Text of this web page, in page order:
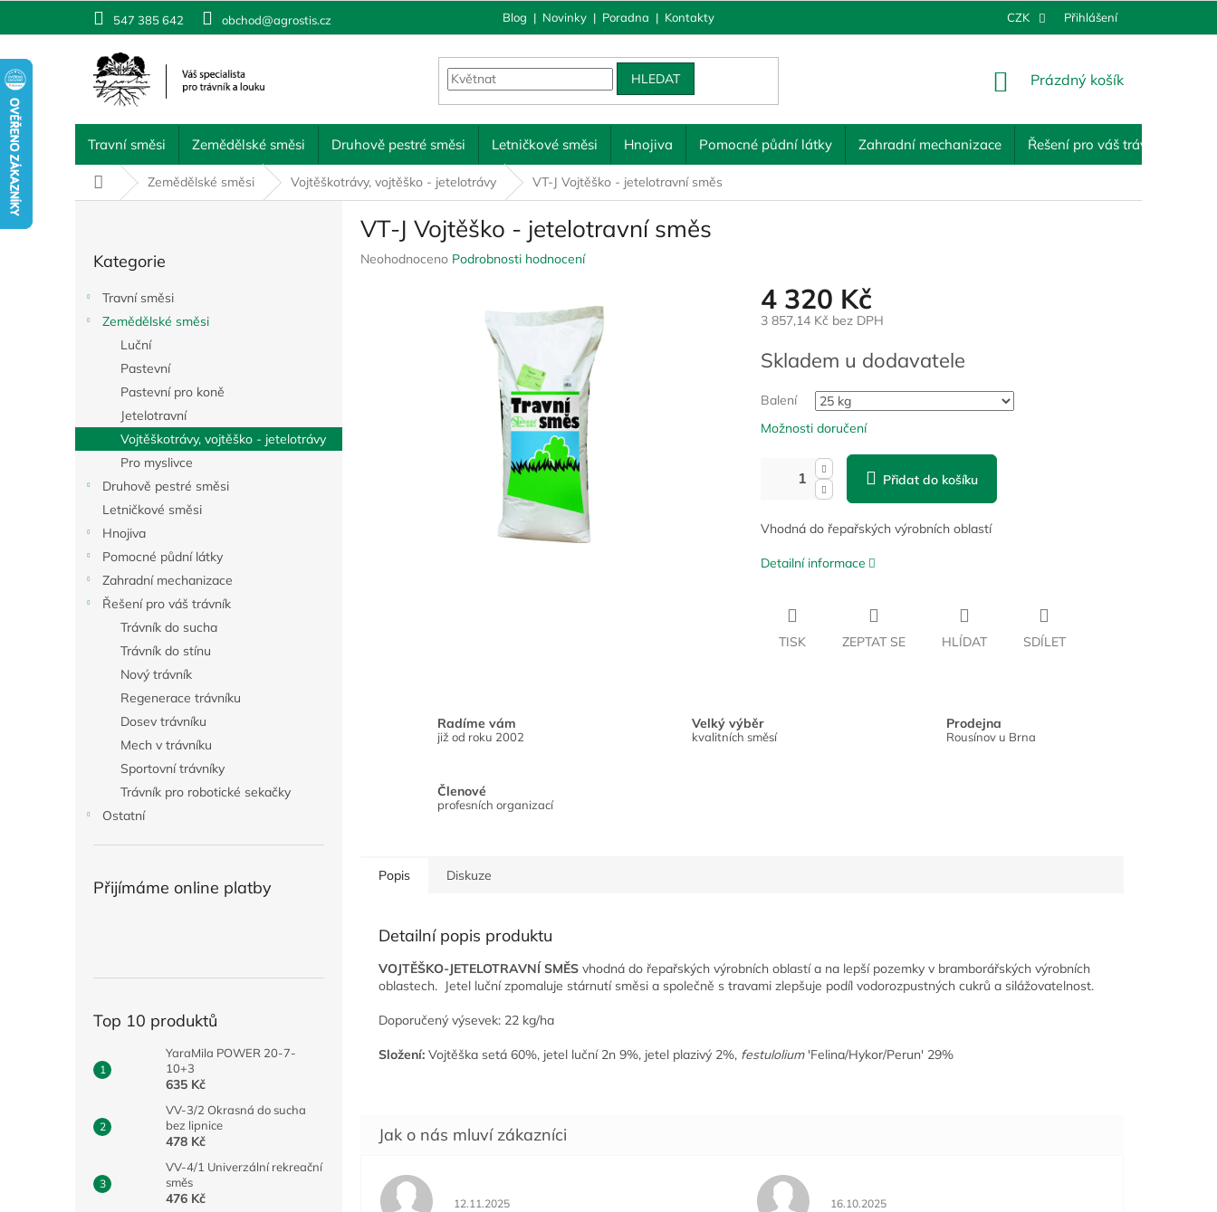
547 385 642 obchod@agrostis.cz Blog | Novinky | Poradna | Kontakty CZK Přihlášení
HLEDAT
NÁKUPNÍ
Prázdný košík
Travní směsi Zemědělské směsi Druhově pestré směsi Letničkové směsi Hnojiva Pomocné půdní látky Zahradní mechanizace Řešení pro váš trávník
Domů Zemědělské směsi Vojtěškotrávy, vojtěško - jetelotrávy VT-J Vojtěško - jetelotravní směs
n
e
kategorie
Kategorie
Travní směsi
Zemědělské směsi
Luční
Pastevní
Pastevní pro koně
Jetelotravní
Vojtěškotrávy, vojtěško - jetelotrávy
Pro myslivce
Druhově pestré směsi
Letničkové směsi
Hnojiva
Pomocné půdní látky
Zahradní mechanizace
Řešení pro váš trávník
Trávník do sucha
Trávník do stínu
Nový trávník
Regenerace trávníku
Dosev trávníku
Mech v trávníku
Sportovní trávníky
Trávník pro robotické sekačky
Ostatní
Přijímáme online platby
Top 10 produktů
YaraMila POWER 20-7-
10+3
635 Kč
VV-3/2 Okrasná do sucha
bez lipnice
478 Kč
VV-4/1 Univerzální rekreační
směs
476 Kč
VT-J Vojtěško - jetelotravní směs
Průměrné
Neohodnoceno Podrobnosti hodnocení
4 320 Kč
3 857,14 Kč bez DPH
cena:
Skladem u dodavatele
Balení
Možnosti doručení
Přidat do košíku
Vhodná do řepařských výrobních oblastí
Detailní informace
TISK ZEPTAT SE HLÍDAT SDÍLET
Radíme vám
již od roku 2002
Velký výběr
kvalitních směsí
Prodejna
Rousínov u Brna
Členové
profesních organizací
Popis Diskuze
Detailní popis produktu
VOJTĚŠKO-JETELOTRAVNÍ SMĚS vhodná do řepařských výrobních oblastí a na lepší pozemky v bramborářských výrobních
oblastech. Jetel luční zpomaluje stárnutí směsi a společně s travami zlepšuje podíl vodorozpustných cukrů a silážovatelnost.
Doporučený výsevek: 22 kg/ha
Složení: Vojtěška setá 60%, jetel luční 2n 9%, jetel plazivý 2%, festulolium 'Felina/Hykor/Perun' 29%
Hodnocení obchodu je 5 z 5 hvězdiček.
12.11.2025 Hodnocení obchodu je 5 z 5 hvězdiček.
16.10.2025